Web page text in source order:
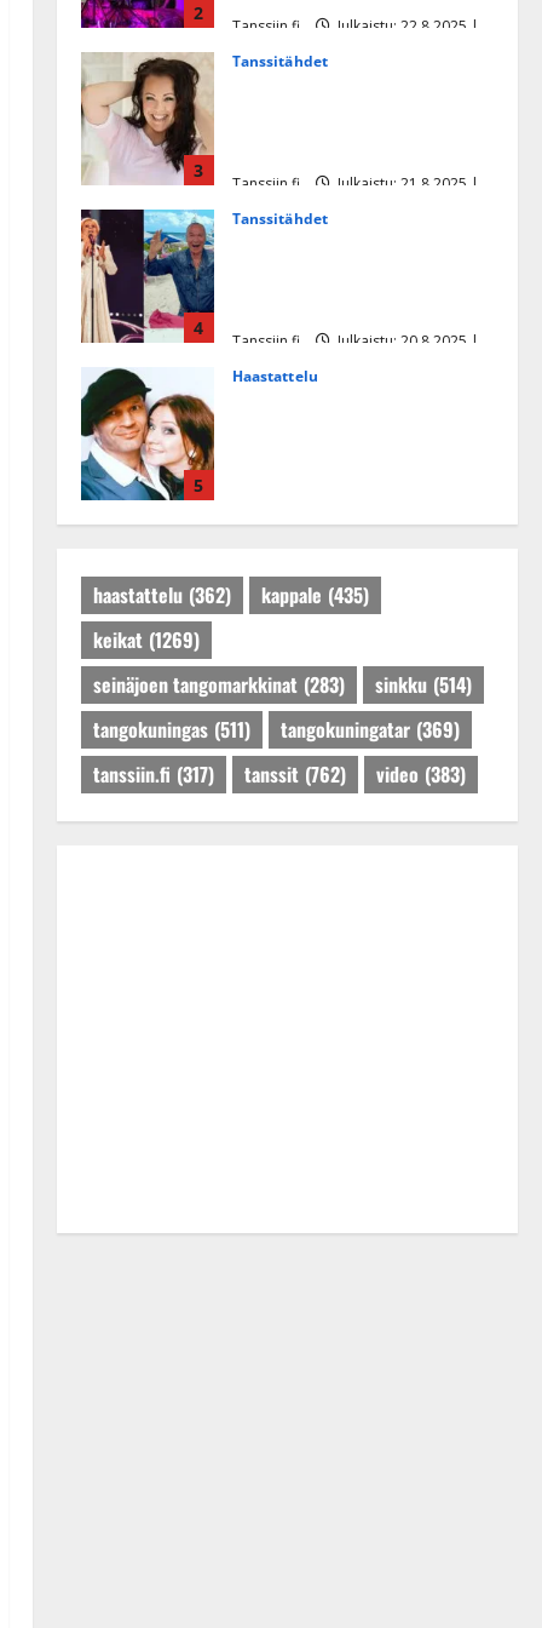
2
Tanssiin.fi
Julkaistu: 22.8.2025 |
3
Tanssitähdet
Tanssiin.fi
Julkaistu: 21.8.2025 |
4
Tanssitähdet
Tanssiin.fi
Julkaistu: 20.8.2025 |
5
Haastattelu
Tanssiin.fi
Julkaistu: 27.4.2025 |
haastattelu (362) kappale (435)
keikat (1269)
seinäjoen tangomarkkinat (283) sinkku (514)
tangokuningas (511) tangokuningatar (369)
tanssiin.fi (317) tanssit (762) video (383)